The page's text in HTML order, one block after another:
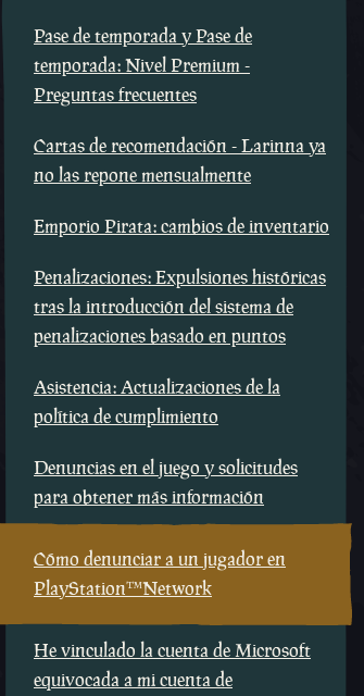
Pase de temporada y Pase de
temporada: Nivel Premium -
Preguntas frecuentes
Cartas de recomendación - Larinna ya
no las repone mensualmente
Emporio Pirata: cambios de inventario
Penalizaciones: Expulsiones históricas
tras la introducción del sistema de
penalizaciones basado en puntos
Asistencia: Actualizaciones de la
política de cumplimiento
Denuncias en el juego y solicitudes
para obtener más información
Cómo denunciar a un jugador en
PlayStation™Network
He vinculado la cuenta de Microsoft
equivocada a mi cuenta de